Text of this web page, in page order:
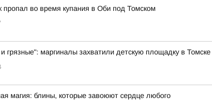
пропал во время купания в Оби под Томском
грязные": маргиналы захватили детскую площадку в Томске
магия: блины, которые завоюют сердце любого